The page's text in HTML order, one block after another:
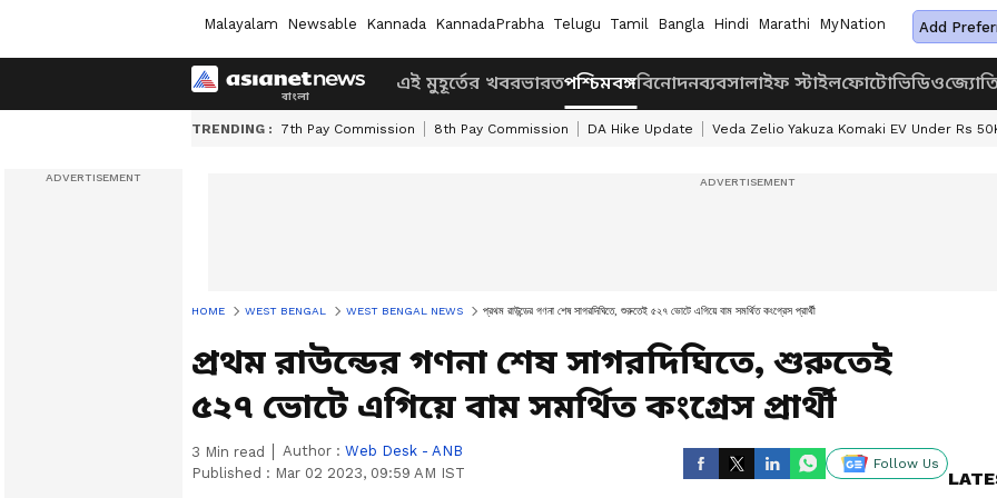
Malayalam Newsable Kannada KannadaPrabha Telugu Tamil Bangla Hindi Marathi MyNation Add
এই মুহূর্তের খবরভারতপশ্চিমবঙ্গবিনোদনব্যবসালাইফ স্টাইলফোটোভিডিও
TRENDING : 7th Pay Commission 8th Pay Commission DA Hike Update Veda Zelio Yakuza Komaki EV Under Rs
HOME WEST BENGAL WEST BENGAL NEWS প্রথম রাউন্ডের গণনা শেষ সাগরদিঘিতে, শুরুতেই ৫২৭ ভোটে এগিয়ে বাম সমর্থিত কংগ্রেস প্রার্থী
প্রথম রাউন্ডের গণনা শেষ সাগরদিঘিতে, শুরুতেই
৫২৭ ভোটে এগিয়ে বাম সমর্থিত কংগ্রেস প্রার্থী
3 Min read Author : Web Desk - ANB
Published : Mar 02 2023, 09:59 AM IST
Follow Us